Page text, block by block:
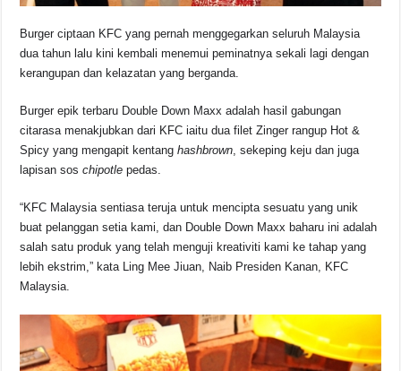
Burger ciptaan KFC yang pernah menggegarkan seluruh Malaysia
dua tahun lalu kini kembali menemui peminatnya sekali lagi dengan
kerangupan dan kelazatan yang berganda.
Burger epik terbaru Double Down Maxx adalah hasil gabungan
citarasa menakjubkan dari KFC iaitu dua filet Zinger rangup Hot &
Spicy yang mengapit kentanghashbrown, sekeping keju dan juga
lapisan soschipotlepedas.
“KFC Malaysia sentiasa teruja untuk mencipta sesuatu yang unik
buat pelanggan setia kami, dan Double Down Maxx baharu ini adalah
salah satu produk yang telah menguji kreativiti kami ke tahap yang
lebih ekstrim,” kata Ling Mee Jiuan, Naib Presiden Kanan, KFC
Malaysia.